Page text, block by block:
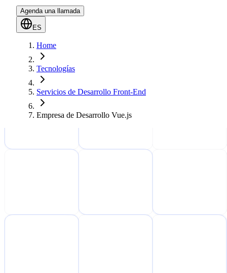
Agenda una llamada
ES
Home
Tecnologías
Servicios de Desarrollo Front-End
Empresa de Desarrollo Vue.js